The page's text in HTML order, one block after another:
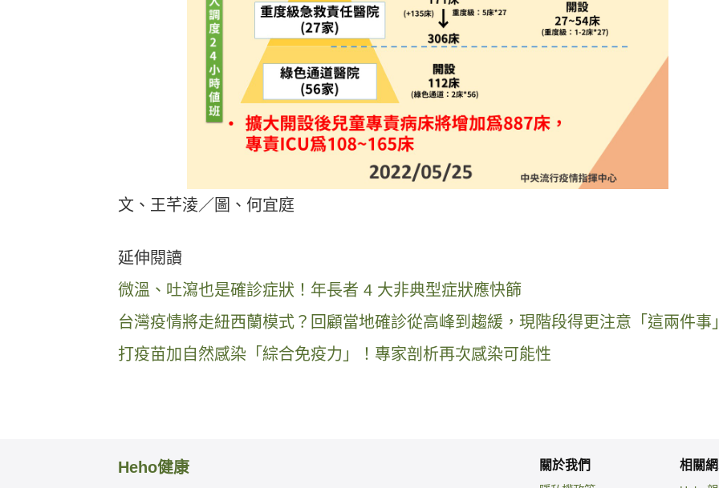
文、王芊淩／圖、何宜庭
延伸閱讀
微溫、吐瀉也是確診症狀！年長者 4 大非典型症狀應快篩
台灣疫情將走紐西蘭模式？回顧當地確診從高峰到趨緩，現階段得更注意「這兩件事」
打疫苗加自然感染「綜合免疫力」！專家剖析再次感染可能性
Heho健康 關於我們 相關